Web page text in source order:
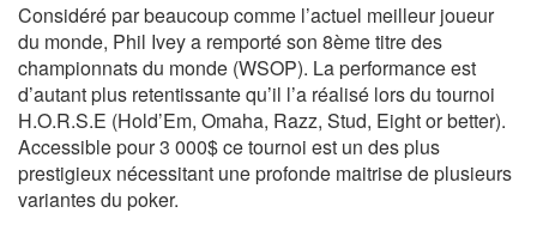
Considéré par beaucoup comme l’actuel meilleur joueur
du monde, Phil Ivey a remporté son 8ème titre des
championnats du monde (WSOP). La performance est
d’autant plus retentissante qu’il l’a réalisé lors du tournoi
H.O.R.S.E (Hold’Em, Omaha, Razz, Stud, Eight or better).
Accessible pour 3 000$ ce tournoi est un des plus
prestigieux nécessitant une profonde maitrise de plusieurs
variantes du poker.